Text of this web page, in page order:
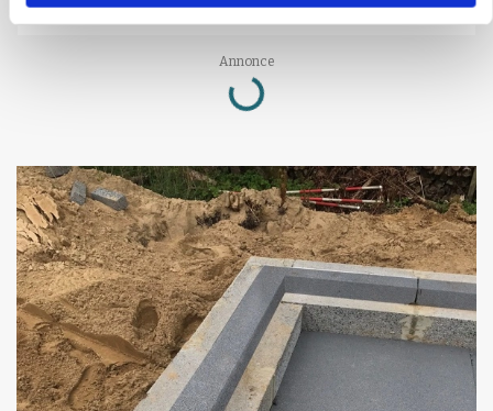
landbrugets ejerstruktur
Annonce
Loading...